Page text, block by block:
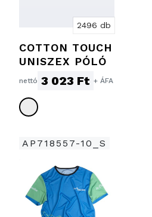
2496 db
COTTON TOUCH
UNISZEX PÓLÓ
nettó 3 023 Ft + ÁFA
AP718557-10_S